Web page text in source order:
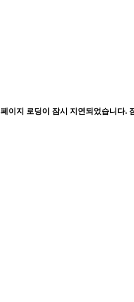
페이지 로딩이 잠시 지연되었습니다.